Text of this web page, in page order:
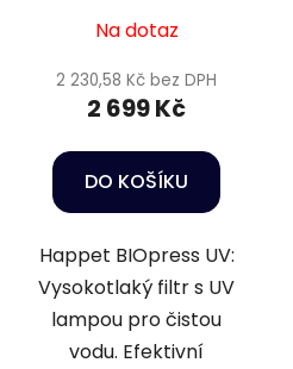
Na dotaz
2 230,58 Kč bez DPH
2 699 Kč
DO KOŠÍKU
Happet BIOpress UV:
Vysokotlaký filtr s UV
lampou pro čistou
vodu. Efektivní